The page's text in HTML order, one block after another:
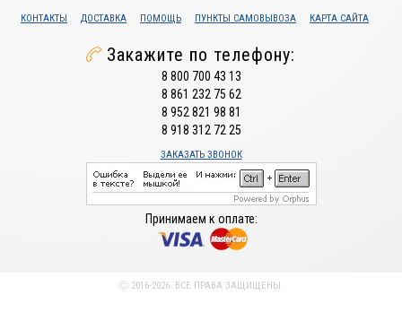
КОНТАКТЫ ДОСТАВКА ПОМОЩЬ ПУНКТЫ САМОВЫВОЗА КАРТА САЙТА
Закажите по телефону:
8 800 700 43 13
8 861 232 75 62
8 952 821 98 81
8 918 312 72 25
ЗАКАЗАТЬ ЗВОНОК
Принимаем к оплате:
Ⓒ 2016-2026. ВСЕ ПРАВА ЗАЩИЩЕНЫ.